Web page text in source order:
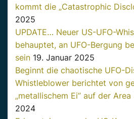
kommt die „Catastrophic
2025
UPDATE… Neuer US-UFO-
behauptet, an UFO-Bergung
sein 19. Januar 2025
Beginnt die chaotische UFO-
Whistleblower berichtet von
„metallischem Ei” auf der Area
2024